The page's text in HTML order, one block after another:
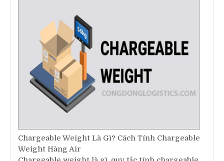
Chargeable Weight Là Gì? Cách Tính Chargeable
Weight Hàng Air